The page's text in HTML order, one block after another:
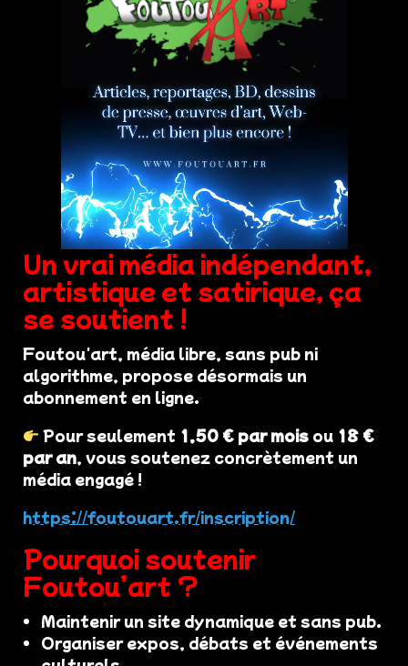
Un vrai média indépendant,
artistique et satirique, ça
se soutient !
Foutou'art, média libre, sans pub ni
algorithme, propose désormais un
abonnement en ligne.
Pour seulement 1,50 € par mois ou 18 €
par an, vous soutenez concrètement un
média engagé !
https://foutouart.fr/inscription/
Pourquoi soutenir
Foutou’art ?
Maintenir un site dynamique et sans pub.
Organiser expos, débats et événements